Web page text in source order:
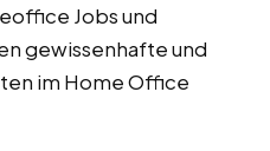
Jobs und
gewissenhafte und
im Home Office